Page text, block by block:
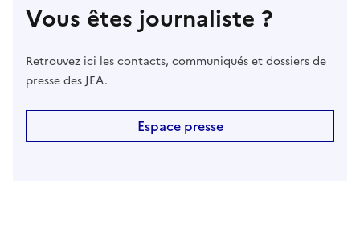
Vous êtes journaliste ?
Retrouvez ici les contacts, communiqués et dossiers de
presse des JEA.
Espace presse